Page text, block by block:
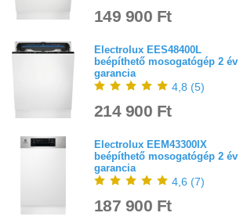
149 900 Ft
Electrolux EES48400L
beépíthető mosogatógép 2 év
garancia
4,8 (5)
214 900 Ft
Electrolux EEM43300IX
beépíthető mosogatógép 2 év
garancia
4,6 (7)
187 900 Ft